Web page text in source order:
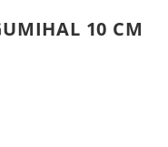
10 CM